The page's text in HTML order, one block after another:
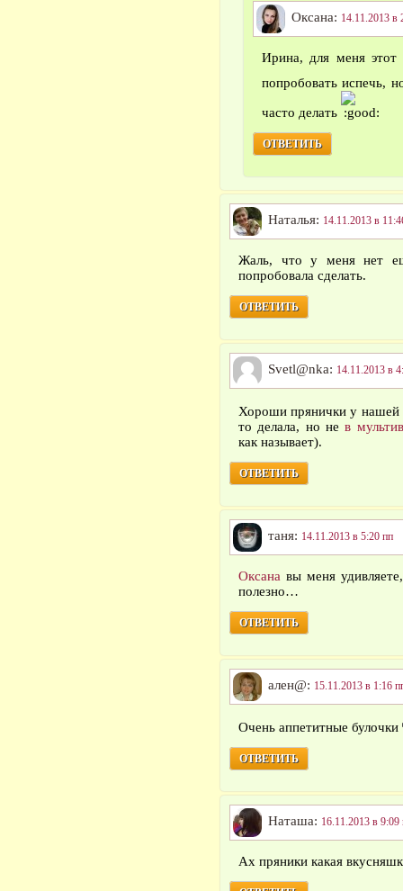
Оксана: 14.11.2013 в
Ирина, для меня этот
попробовать испечь,
часто делать
ОТВЕТИТЬ
Наталья: 14.11.2013 в
Жаль, что у меня нет
попробовала сделать.
ОТВЕТИТЬ
Svetl@nka: 14.11.2013 в
Хороши прянички у
то делала, но нев
как называет).
ОТВЕТИТЬ
таня: 14.11.2013 в 5:20 пп
Оксана вы меня
полезно…
ОТВЕТИТЬ
ален@: 15.11.2013 в 1:16
Очень аппетитные булочки
ОТВЕТИТЬ
Наташа: 16.11.2013 в 9:09
Ах пряники какая